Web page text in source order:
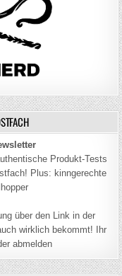
Produkt-Tests
Plus: kinngerechte
über den Link in der
wirklich bekommt! Ihr
abmelden